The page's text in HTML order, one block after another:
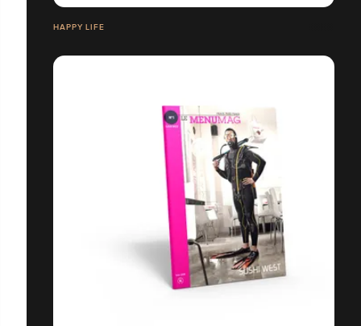
HAPPY LIFE